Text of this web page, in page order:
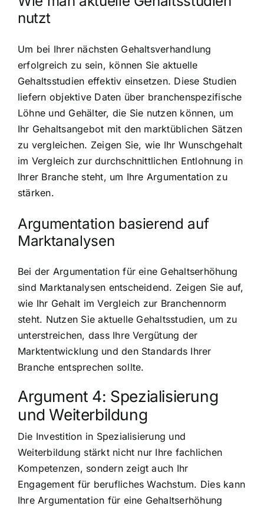
nutzt
Um bei Ihrer nächsten Gehaltsverhandlung
erfolgreich zu sein, können Sie aktuelle
Gehaltsstudien effektiv einsetzen. Diese Studien
liefern objektive Daten über branchenspezifische
Löhne und Gehälter, die Sie nutzen können, um
Ihr Gehaltsangebot mit den marktüblichen Sätzen
zu vergleichen. Zeigen Sie, wie Ihr Wunschgehalt
im Vergleich zur durchschnittlichen Entlohnung in
Ihrer Branche steht, um Ihre Argumentation zu
stärken.
Argumentation basierend auf
Marktanalysen
Bei der Argumentation für eine Gehaltserhöhung
sind Marktanalysen entscheidend. Zeigen Sie auf,
wie Ihr Gehalt im Vergleich zur Branchennorm
steht. Nutzen Sie aktuelle Gehaltsstudien, um zu
unterstreichen, dass Ihre Vergütung der
Marktentwicklung und den Standards Ihrer
Branche entsprechen sollte.
Argument 4: Spezialisierung
und Weiterbildung
Die Investition in Spezialisierung und
Weiterbildung stärkt nicht nur Ihre fachlichen
Kompetenzen, sondern zeigt auch Ihr
Engagement für berufliches Wachstum. Dies kann
Ihre Argumentation für eine Gehaltserhöhung